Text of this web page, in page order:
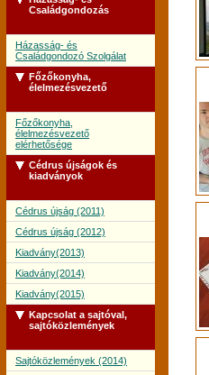
Családgondozás
Házasság- és
Családgondozó Szolgálat
Főzőkonyha,
élelmezésvezető
Főzőkonyha,
élelmezésvezető
elérhetősége
Cédrus újságok és
kiadványok
Cédrus újság (2011)
Cédrus újság (2012)
Kiadvány(2013)
Kiadvány(2014)
Kiadvány(2015)
Kapcsolat a sajtóval,
sajtóközlemények
Sajtóközlemények (2014)